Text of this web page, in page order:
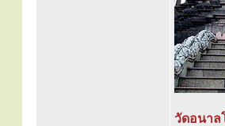
วัดอนาล